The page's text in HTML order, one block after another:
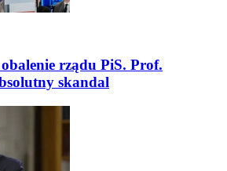
rządu PiS. Prof.
skandal